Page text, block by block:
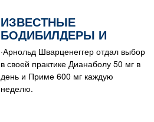
ИЗВЕСТНЫЕ
БОДИБИЛДЕРЫ И
СТЕРОИДЫ, КОТОРЫЕ
ИМ ПОМОГАЛИ!
·Арнольд Шварценеггер отдал выбор
в своей практике Дианаболу 50 мг в
день и Приме 600 мг каждую
неделю.